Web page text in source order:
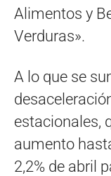
Alimentos y
Verduras».
A lo que se
estacionales,
aumento
2,2% de abril